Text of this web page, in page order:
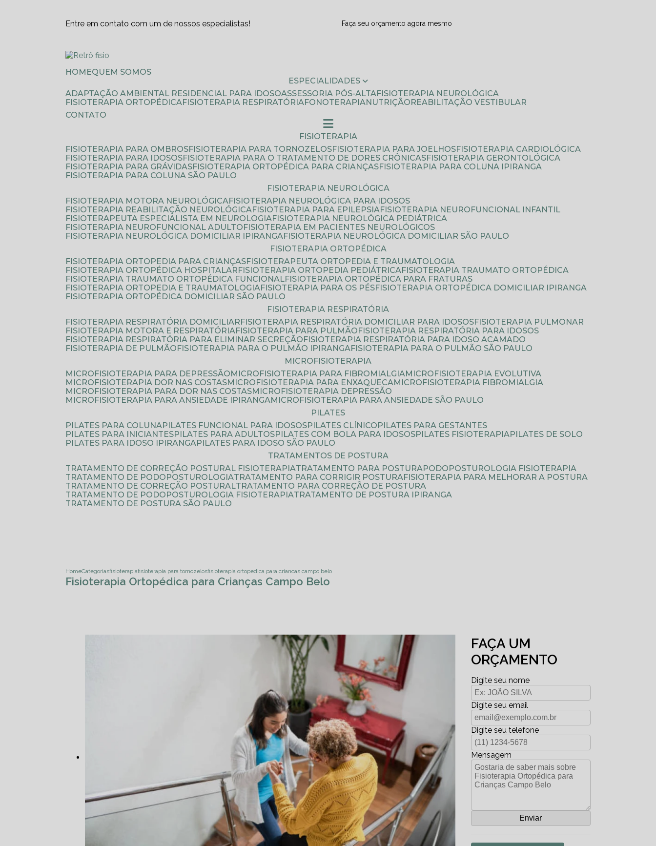
Entre em contato com um de nossos especialistas! Faça seu orçamento agora mesmo
HOME
QUEM SOMOS
ESPECIALIDADES
ADAPTAÇÃO AMBIENTAL RESIDENCIAL PARA IDOSO
ASSESSORIA PÓS-ALTA
FISIOTERAPIA NEUROLÓGICA
FISIOTERAPIA ORTOPÉDICA
FISIOTERAPIA RESPIRATÓRIA FONOTERAPIA NUTRIÇÃO
REABILITAÇÃO VESTIBULAR
CONTATO
FISIOTERAPIA
FISIOTERAPIA PARA OMBROS
FISIOTERAPIA PARA TORNOZELOS FISIOTERAPIA PARA JOELHOS
FISIOTERAPIA CARDIOLÓGICA
FISIOTERAPIA PARA IDOSOS
FISIOTERAPIA PARA O TRATAMENTO DE DORES CRÔNICAS
FISIOTERAPIA GERONTOLÓGICA
FISIOTERAPIA PARA GRÁVIDAS
FISIOTERAPIA ORTOPÉDICA PARA CRIANÇAS
FISIOTERAPIA PARA COLUNA IPIRANGA
FISIOTERAPIA PARA COLUNA SÃO PAULO
FISIOTERAPIA NEUROLÓGICA
FISIOTERAPIA MOTORA NEUROLÓGICA
FISIOTERAPIA NEUROLÓGICA PARA IDOSOS
FISIOTERAPIA REABILITAÇÃO NEUROLÓGICA
FISIOTERAPIA PARA EPILEPSIA
FISIOTERAPIA NEUROFUNCIONAL INFANTIL
FISIOTERAPEUTA ESPECIALISTA EM NEUROLOGIA
FISIOTERAPIA NEUROLÓGICA PEDIÁTRICA
FISIOTERAPIA NEUROFUNCIONAL ADULTO
FISIOTERAPIA EM PACIENTES NEUROLÓGICOS
FISIOTERAPIA NEUROLÓGICA DOMICILIAR IPIRANGA
FISIOTERAPIA NEUROLÓGICA DOMICILIAR SÃO PAULO
FISIOTERAPIA ORTOPÉDICA
FISIOTERAPIA ORTOPEDIA PARA CRIANÇAS
FISIOTERAPEUTA ORTOPEDIA E TRAUMATOLOGIA
FISIOTERAPIA ORTOPÉDICA HOSPITALAR
FISIOTERAPIA ORTOPEDIA PEDIÁTRICA
FISIOTERAPIA TRAUMATO ORTOPÉDICA
FISIOTERAPIA TRAUMATO ORTOPÉDICA FUNCIONAL
FISIOTERAPIA ORTOPÉDICA PARA FRATURAS
FISIOTERAPIA ORTOPEDIA E TRAUMATOLOGIA
FISIOTERAPIA PARA OS PÉS
FISIOTERAPIA ORTOPÉDICA DOMICILIAR IPIRANGA
FISIOTERAPIA ORTOPÉDICA DOMICILIAR SÃO PAULO
FISIOTERAPIA RESPIRATÓRIA
FISIOTERAPIA RESPIRATÓRIA DOMICILIAR
FISIOTERAPIA RESPIRATÓRIA DOMICILIAR PARA IDOSOS
FISIOTERAPIA PULMONAR
FISIOTERAPIA MOTORA E RESPIRATÓRIA
FISIOTERAPIA PARA PULMÃO
FISIOTERAPIA RESPIRATÓRIA PARA IDOSOS
FISIOTERAPIA RESPIRATÓRIA PARA ELIMINAR SECREÇÃO
FISIOTERAPIA RESPIRATÓRIA PARA IDOSO ACAMADO
FISIOTERAPIA DE PULMÃO
FISIOTERAPIA PARA O PULMÃO IPIRANGA
FISIOTERAPIA PARA O PULMÃO SÃO PAULO
MICROFISIOTERAPIA
MICROFISIOTERAPIA PARA DEPRESSÃO
MICROFISIOTERAPIA PARA FIBROMIALGIA
MICROFISIOTERAPIA EVOLUTIVA
MICROFISIOTERAPIA DOR NAS COSTAS
MICROFISIOTERAPIA PARA ENXAQUECA
MICROFISIOTERAPIA FIBROMIALGIA
MICROFISIOTERAPIA PARA DOR NAS COSTAS
MICROFISIOTERAPIA DEPRESSÃO
MICROFISIOTERAPIA PARA ANSIEDADE IPIRANGA
MICROFISIOTERAPIA PARA ANSIEDADE SÃO PAULO
PILATES
PILATES PARA COLUNA
PILATES FUNCIONAL PARA IDOSOS PILATES CLÍNICO
PILATES PARA GESTANTES
PILATES PARA INICIANTES
PILATES PARA ADULTOS PILATES COM BOLA PARA IDOSOS PILATES FISIOTERAPIA
PILATES DE SOLO
PILATES PARA IDOSO IPIRANGA
PILATES PARA IDOSO SÃO PAULO
TRATAMENTOS DE POSTURA
TRATAMENTO DE CORREÇÃO POSTURAL FISIOTERAPIA
TRATAMENTO PARA POSTURA
PODOPOSTUROLOGIA FISIOTERAPIA
TRATAMENTO DE PODOPOSTUROLOGIA
TRATAMENTO PARA CORRIGIR POSTURA
FISIOTERAPIA PARA MELHORAR A POSTURA
TRATAMENTO DE CORREÇÃO POSTURAL
TRATAMENTO PARA CORREÇÃO DE POSTURA
TRATAMENTO DE PODOPOSTUROLOGIA FISIOTERAPIA
TRATAMENTO DE POSTURA IPIRANGA
TRATAMENTO DE POSTURA SÃO PAULO
HomeCategoriasfisioterapiafisioterapia para tornozelosfisioterapia ortopedica para criancas campo belo
Fisioterapia Ortopédica para Crianças Campo Belo
FAÇA UM
ORÇAMENTO
Digite seu nome
Digite seu email
Digite seu telefone
Mensagem